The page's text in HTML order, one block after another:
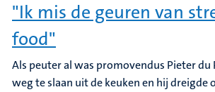
"Ik mis de geuren van
food"
Als peuter al was promovendus Pieter du
weg te slaan uit de keuken en hij dreigde